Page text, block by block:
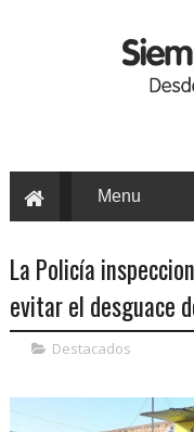
La Policía
evitar el desguace
Destacados